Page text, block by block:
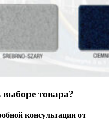
выборе товара?
консультации от